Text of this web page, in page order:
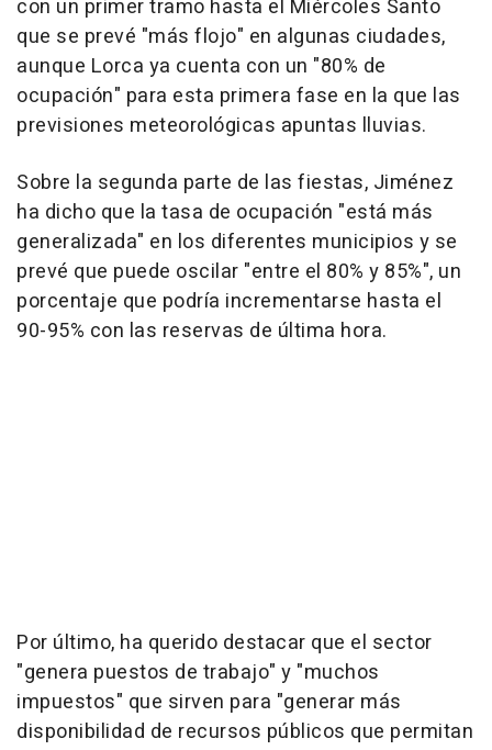
con un primer tramo hasta el Miércoles Santo
que se prevé "más flojo" en algunas ciudades,
aunque Lorca ya cuenta con un "80% de
ocupación" para esta primera fase en la que las
previsiones meteorológicas apuntas lluvias.
Sobre la segunda parte de las fiestas, Jiménez
ha dicho que la tasa de ocupación "está más
generalizada" en los diferentes municipios y se
prevé que puede oscilar "entre el 80% y 85%", un
porcentaje que podría incrementarse hasta el
90-95% con las reservas de última hora.
Por último, ha querido destacar que el sector
"genera puestos de trabajo" y "muchos
impuestos" que sirven para "generar más
disponibilidad de recursos públicos que permitan